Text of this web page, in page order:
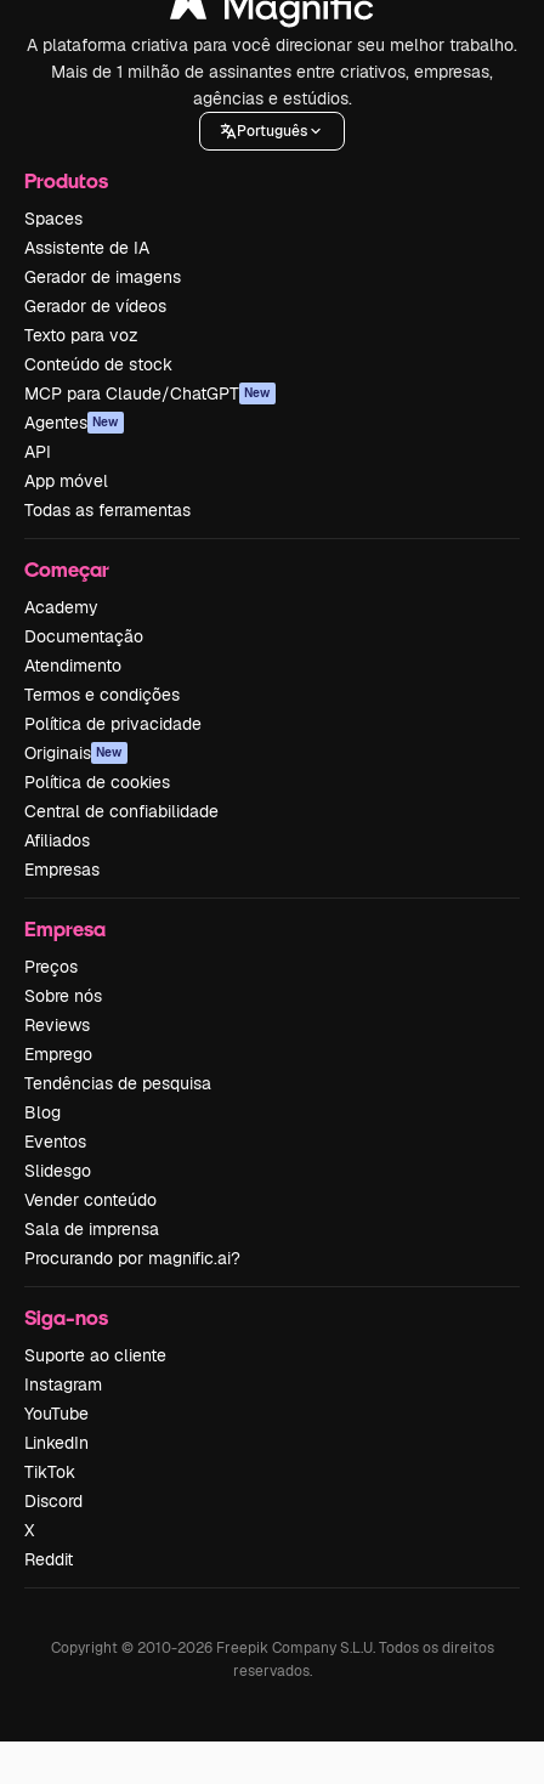
A plataforma criativa para você direcionar seu melhor trabalho.
Mais de 1 milhão de assinantes entre criativos, empresas,
agências e estúdios.
Português
Produtos
Spaces
Assistente de IA
Gerador de imagens
Gerador de vídeos
Texto para voz
Conteúdo de stock
MCP para Claude/ChatGPT New
Agentes New
API
App móvel
Todas as ferramentas
Começar
Academy
Documentação
Atendimento
Termos e condições
Política de privacidade
Originais New
Política de cookies
Central de confiabilidade
Afiliados
Empresas
Empresa
Preços
Sobre nós
Reviews
Emprego
Tendências de pesquisa
Blog
Eventos
Slidesgo
Vender conteúdo
Sala de imprensa
Procurando por magnific.ai?
Siga-nos
Suporte ao cliente
Instagram
YouTube
LinkedIn
TikTok
Discord
X
Reddit
Copyright © 2010-2026Freepik Company S.L.U. Todos os direitos
reservados.